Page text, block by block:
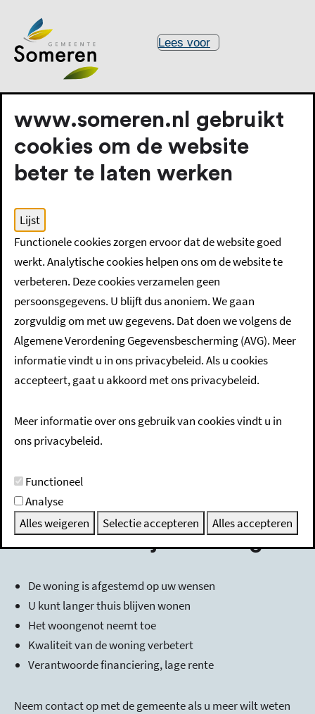
Lees voor
Blijverslening
Direct regelen
U wilt zolang mogelijk in uw huis blijven wonen. Maar uw
badkamer op de begane grond heeft. De Blijverslening is
voor eigenaren die hun woning levensloopbestendig willen
hiervoor uw woning moet aanpassen kunt u de lening
aanvragen
Voordelen Blijverslening
De woning is afgestemd op uw wensen
U kunt langer thuis blijven wonen
Het woongenot neemt toe
Kwaliteit van de woning verbetert
Verantwoorde financiering, lage rente
Neem contact op met de gemeente als u meer wilt weten
www.someren.nl gebruikt
cookies om de website
beter te laten werken
Lijst
Functionele cookies zorgen ervoor dat de website goed
werkt. Analytische cookies helpen ons om de website te
verbeteren. Deze cookies verzamelen geen
persoonsgegevens. U blijft dus anoniem. We gaan
zorgvuldig om met uw gegevens. Dat doen we volgens de
Algemene Verordening Gegevensbescherming (AVG). Meer
informatie vindt u in ons privacybeleid. Als u cookies
accepteert, gaat u akkoord met ons privacybeleid.
Meer informatie over ons gebruik van cookies vindt u in
ons privacybeleid.
Functioneel
Analyse
Alles weigeren
Selectie accepteren Alles accepteren